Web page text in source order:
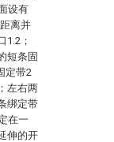
设有
离并
1.2；
短条固
定带2
左右两
绑定带
在一
伸的开